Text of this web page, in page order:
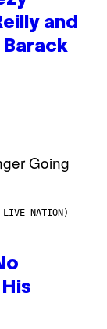
and
Barack
LIVE NATION)